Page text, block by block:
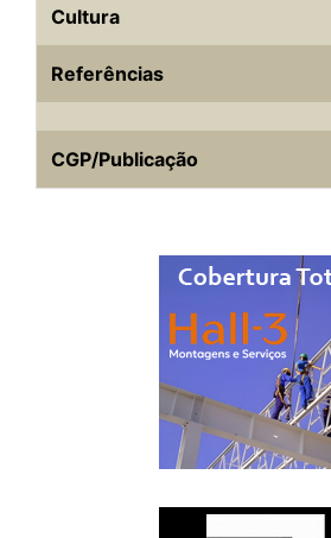
Cultura
Referências
CGP/Publicação